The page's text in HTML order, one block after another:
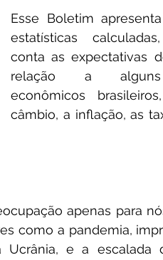
Esse Boletim
estatísticas
conta as expectativas
relação a alguns
econômicos
câmbio, a inflação, as
apenas para
como a pandemia,
e a escalada